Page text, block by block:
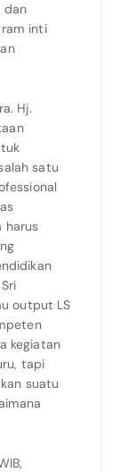
dan
inti
Hj.
satu
harus
output LS
kegiatan
tapi
suatu